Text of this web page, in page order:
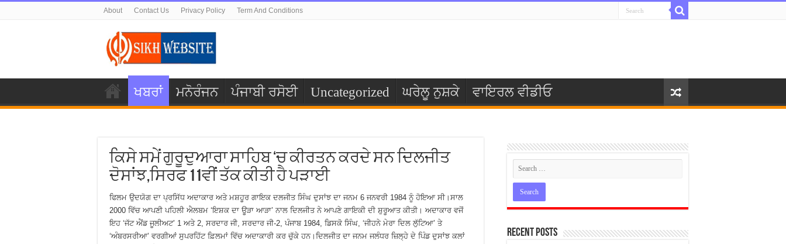
About Contact Us Privacy Policy Term And Conditions
ਖਬਰਾਂ ਮਨੋਰੰਜਨ ਪੰਜਾਬੀ ਰਸੋਈ Uncategorized ਘਰੇਲੂ ਨੁਸ਼ਕੇ ਵਾਇਰਲ ਵੀਡੀਓ
ਕਿਸੇ ਸਮੇਂ ਗੁਰੂਦੁਆਰਾ ਸਾਹਿਬ ‘ਚ ਕੀਰਤਨ ਕਰਦੇ ਸਨ ਦਿਲਜੀਤ
ਦੋਸਾਂਝ,ਸਿਰਫ 11ਵੀਂ ਤੱਕ ਕੀਤੀ ਹੈ ਪੜਾਈ
ਫਿਲਮ ਉਦਯੋਗ ਦਾ ਪ੍ਰਸਿੱਧ ਅਦਾਕਾਰ ਅਤੇ ਮਸ਼ਹੂਰ ਗਾਇਕ ਦਲਜੀਤ ਸਿੰਘ ਦੁਸਾਂਝ ਦਾ ਜਨਮ 6 ਜਨਵਰੀ 1984 ਨੂੰ ਹੋਇਆ ਸੀ।ਸਾਲ
2000 ਵਿੱਚ ਆਪਣੀ ਪਹਿਲੀ ਐਲਬਮ ‘ਇਸ਼ਕ ਦਾ ਊੜਾ ਆੜਾ’ ਨਾਲ ਦਿਲਜੀਤ ਨੇ ਆਪਣੇ ਗਾਇਕੀ ਦੀ ਸ਼ੁਰੂਆਤ ਕੀਤੀ। ਅਦਾਕਾਰ ਵਜੋਂ
ਇਹ ‘ਜੱਟ ਐਂਡ ਜੂਲੀਅਟ’ 1 ਅਤੇ 2, ਸਰਦਾਰ ਜੀ, ਸਰਦਾਰ ਜੀ-2, ਪੰਜਾਬ 1984, ਡਿਸਕੋ ਸਿੰਘ, ‘ਜੀਹਨੇ ਮੇਰਾ ਦਿਲ ਲੁੱਟਿਆ’ ਤੇ
‘ਅੰਬਰਸਰੀਆ’ ਵਰਗੀਆਂ ਸੁਪਰਹਿੱਟ ਫ਼ਿਲਮਾਂ ਵਿੱਚ ਅਦਾਕਾਰੀ ਕਰ ਚੁੱਕੇ ਹਨ।ਦਿਲਜੀਤ ਦਾ ਜਨਮ ਜਲੰਧਰ ਜ਼ਿਲ੍ਹੇ ਦੇ ਪਿੰਡ ਦੁਸਾਂਝ ਕਲਾਂ
Recent Posts